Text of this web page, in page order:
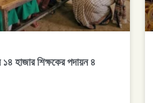
১৪ হাজার শিক্ষকের পদায়ন ৪